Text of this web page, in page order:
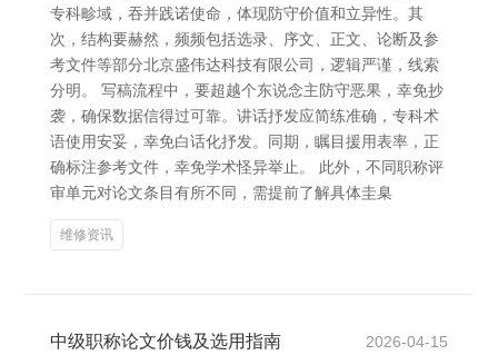
专科畛域，吞并践诺使命，体现防守价值和立异性。其
次，结构要赫然，频频包括选录、序文、正文、论断及参
考文件等部分北京盛伟达科技有限公司，逻辑严谨，线索
分明。 写稿流程中，要超越个东说念主防守恶果，幸免抄
袭，确保数据信得过可靠。讲话抒发应简练准确，专科术
语使用安妥，幸免白话化抒发。同期，瞩目援用表率，正
确标注参考文件，幸免学术怪异举止。 此外，不同职称评
审单元对论文条目有所不同，需提前了解具体圭臬
维修资讯
中级职称论文价钱及选用指南 2026-04-15